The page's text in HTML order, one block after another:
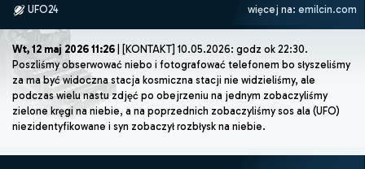
UFO24 więcej na: emilcin.com
Wt, 12 maj 2026 11:26 | [KONTAKT] 10.05.2026: godz ok 22:30.
Poszliśmy obserwować niebo i fotografować telefonem bo słyszeliśmy
za ma być widoczna stacja kosmiczna stacji nie widzieliśmy, ale
podczas wielu nastu zdjęć po obejrzeniu na jednym zobaczyliśmy
zielone kręgi na niebie, a na poprzednich zobaczyliśmy sos ala (UFO)
niezidentyfikowane i syn zobaczył rozbłysk na niebie.